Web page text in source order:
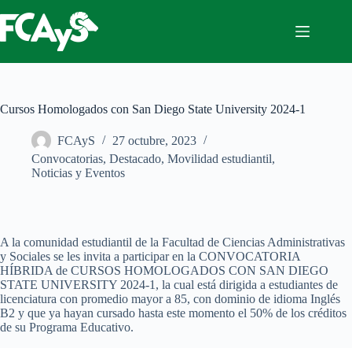
al
contenido
Cursos Homologados con San Diego State University 2024-1
FCAyS
27 octubre, 2023
Convocatorias, Destacado, Movilidad estudiantil,
Noticias y Eventos
A la comunidad estudiantil de la Facultad de Ciencias Administrativas
y Sociales se les invita a participar en la CONVOCATORIA
HÍBRIDA de CURSOS HOMOLOGADOS CON SAN DIEGO
STATE UNIVERSITY 2024-1, la cual está dirigida a estudiantes de
licenciatura con promedio mayor a 85, con dominio de idioma Inglés
B2 y que ya hayan cursado hasta este momento el 50% de los créditos
de su Programa Educativo.